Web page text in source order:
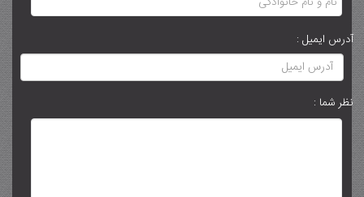
آدرس ایمیل :
نظر شما :